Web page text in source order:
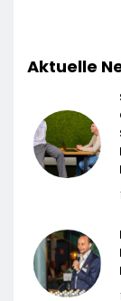
Aktuelle